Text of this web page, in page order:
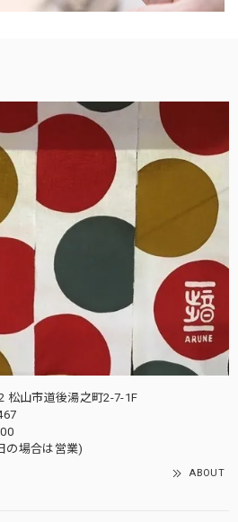
松山市道後湯之町2-7-1F
の場合は営業)
ABOUT